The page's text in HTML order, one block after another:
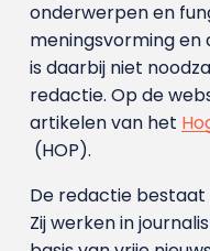
onderwerpen en
meningsvorming en
is daarbij niet
redactie. Op de
artikelen van het
(HOP).
De redactie bestaat
Zij werken in